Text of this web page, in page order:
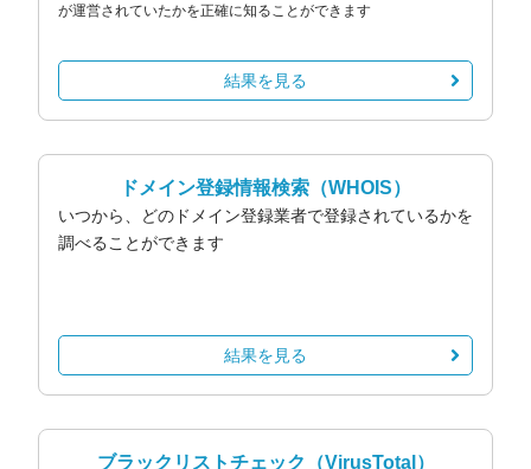
が運営されていたかを正確に知ることができます
結果を見る
ドメイン登録情報検索 （WHOIS）
いつから、どのドメイン登録業者で登録されているかを
調べることができます
結果を見る
ブラックリストチェック （VirusTotal）